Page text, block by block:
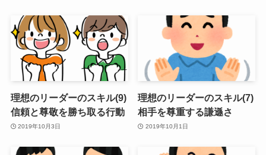
理想のリーダーのスキル(9)
信頼と尊敬を勝ち取る行動
2019年10月3日
理想のリーダーのスキル(7)
相手を尊重する謙遜さ
2019年10月1日